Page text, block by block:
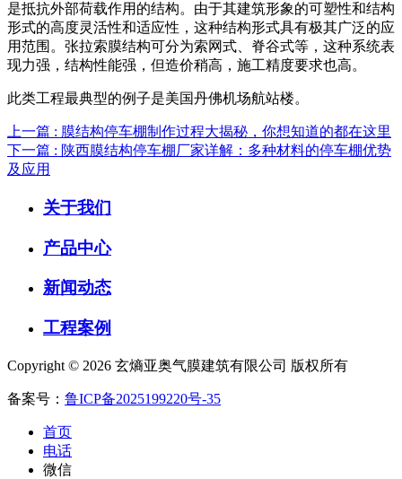
是抵抗外部荷载作用的结构。由于其建筑形象的可塑性和结构
形式的高度灵活性和适应性，这种结构形式具有极其广泛的应
用范围。张拉索膜结构可分为索网式、脊谷式等，这种系统表
现力强，结构性能强，但造价稍高，施工精度要求也高。
此类工程最典型的例子是美国丹佛机场航站楼。
上一篇 : 膜结构停车棚制作过程大揭秘，你想知道的都在这里
下一篇 : 陕西膜结构停车棚厂家详解：多种材料的停车棚优势
及应用
关于我们
产品中心
新闻动态
工程案例
Copyright © 2026 玄熵亚奥气膜建筑有限公司 版权所有
备案号： 鲁ICP备2025199220号-35
首页
电话
微信